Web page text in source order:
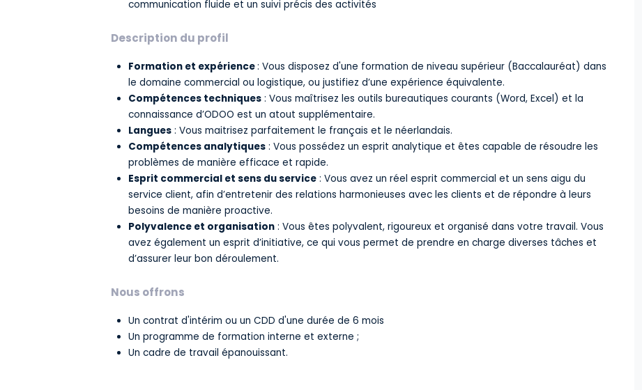
communication fluide et un suivi précis des activités
Description du profil
Formation et expérience: Vous disposez d'une formation de niveau supérieur (Baccalauréat) dans
le domaine commercial ou logistique, ou justifiez d’une expérience équivalente.
Compétences techniques : Vous maîtrisez les outils bureautiques courants (Word, Excel) et la
connaissance d’ODOO est un atout supplémentaire.
Langues : Vous maitrisez parfaitement le français et le néerlandais.
Compétences analytiques : Vous possédez un esprit analytique et êtes capable de résoudre les
problèmes de manière efficace et rapide.
Esprit commercial et sens du service : Vous avez un réel esprit commercial et un sens aigu du
service client, afin d’entretenir des relations harmonieuses avec les clients et de répondre à leurs
besoins de manière proactive.
Polyvalence et organisation : Vous êtes polyvalent, rigoureux et organisé dans votre travail. Vous
avez également un esprit d’initiative, ce qui vous permet de prendre en charge diverses tâches et
d’assurer leur bon déroulement.
Nous offrons
Un contrat d'intérim ou un CDD d'une durée de 6 mois
Un programme de formation interne et externe ;
Un cadre de travail épanouissant.